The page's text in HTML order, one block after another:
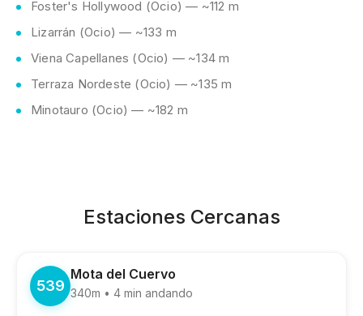
Foster's Hollywood (Ocio) — ~112 m
Lizarrán (Ocio) — ~133 m
Viena Capellanes (Ocio) — ~134 m
Terraza Nordeste (Ocio) — ~135 m
Minotauro (Ocio) — ~182 m
Estaciones Cercanas
539
Mota del Cuervo
340m • 4 min andando